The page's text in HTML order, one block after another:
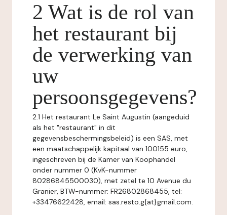
2 Wat is de rol van
het restaurant bij
de verwerking van
uw
persoonsgegevens?
2.1 Het restaurant Le Saint Augustin (aangeduid
als het "restaurant" in dit
gegevensbeschermingsbeleid) is een SAS, met
een maatschappelijk kapitaal van 100155 euro,
ingeschreven bij de Kamer van Koophandel
onder nummer 0 (KvK-nummer
80286845500030), met zetel te 10 Avenue du
Granier, BTW-nummer: FR26802868455, tel:
+33476622428, email: sas.resto.g{at}gmail.com.